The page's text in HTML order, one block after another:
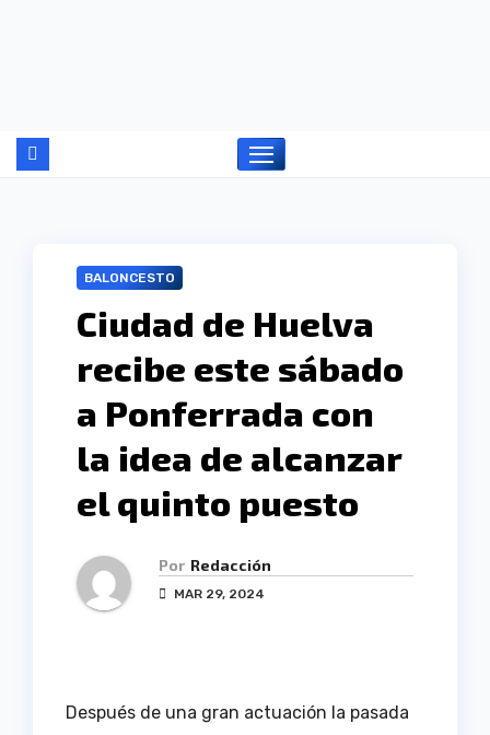
BALONCESTO
Ciudad de Huelva
recibe este sábado
a Ponferrada con
la idea de alcanzar
el quinto puesto
Por Redacción
MAR 29, 2024
Después de una gran actuación la pasada